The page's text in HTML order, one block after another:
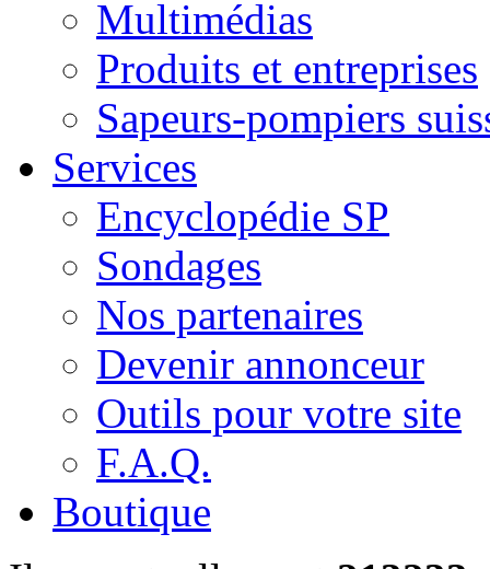
Multimédias
Produits et entreprises
Sapeurs-pompiers
Services
Encyclopédie SP
Sondages
Nos partenaires
Devenir annonceur
Outils pour votre site
F.A.Q.
Boutique